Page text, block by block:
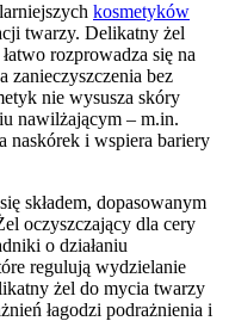
kosmetyków
twarzy. Delikatny żel
rozprowadza się na
zanieczyszczenia bez
nie wysusza skóry
nawilżającym – m.in.
i wspiera bariery
składem, dopasowanym
oczyszczający dla cery
o działaniu
regulują wydzielanie
żel do mycia twarzy
łagodzi podrażnienia i